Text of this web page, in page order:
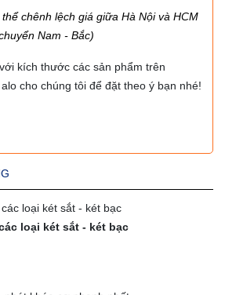
chênh lệch giá giữa Hà Nội và HCM
Nam - Bắc)
kích thước các sản phẩm trên
cho chúng tôi để đặt theo ý bạn nhé!
loại két sắt - két bạc